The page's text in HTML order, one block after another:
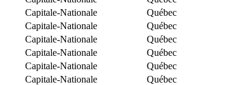
Capitale-Nationale
Québec
Capitale-Nationale
Québec
Capitale-Nationale
Québec
Capitale-Nationale
Québec
Capitale-Nationale
Québec
Capitale-Nationale
Québec